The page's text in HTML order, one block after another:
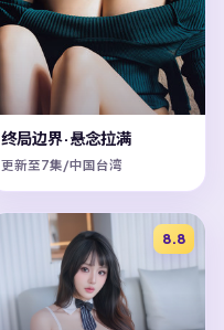
终局边界·悬念拉满
更新至7集/中国台湾
8.8